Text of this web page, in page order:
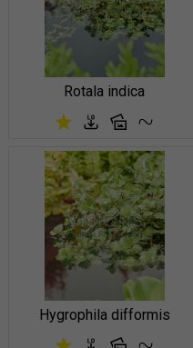
Rotala indica
Hygrophila difformis